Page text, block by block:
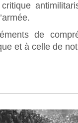
de
et à celle de